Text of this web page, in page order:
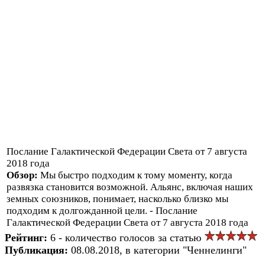
Послание Галактической Федерации Света от 7 августа
2018 года
Обзор: Мы быстро подходим к тому моменту, когда
развязка становится возможной. Альянс, включая наших
земных союзников, понимает, насколько близко мы
подходим к долгожданной цели. - Послание
Галактической Федерации Света от 7 августа 2018 года
Рейтинг: 6 - количество голосов за статью
Публикация: 08.08.2018, в категории "Ченнелинги"